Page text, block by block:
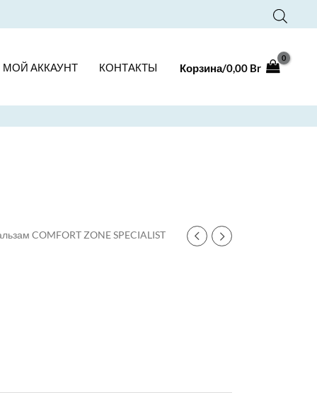
МОЙ АККАУНТ КОНТАКТЫ Корзина/0,00 Br
COMFORT ZONE SPECIALIST